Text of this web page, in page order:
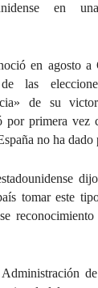
en
en agosto a
las
de su
por primera vez
no ha dado
tomar este